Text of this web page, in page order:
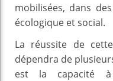
mobilisées, dans
écologique et social.
La réussite de
dépendra de
est la capacité à